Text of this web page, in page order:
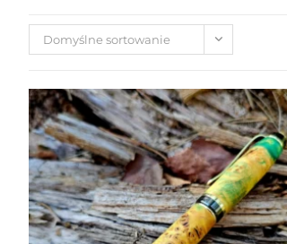
Domyślne sortowanie